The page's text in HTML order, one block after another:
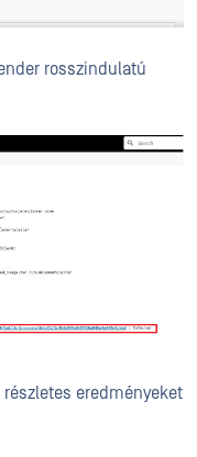
rosszindulatú
eredményeket